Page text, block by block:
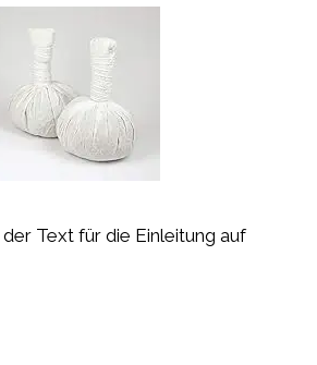
Text für die Einleitung auf